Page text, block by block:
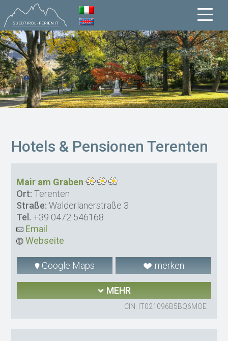
Hotels & Pensionen Terenten
Mair am Graben
Ort: Terenten
Straße: Walderlanerstraße 3
Tel. +39 0472 546168
Email
Webseite
Google Maps merken
MEHR
CIN: IT021096B5BQ6MOE